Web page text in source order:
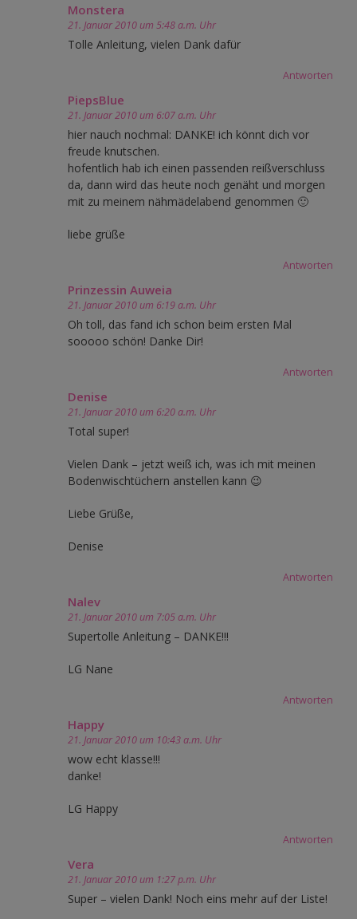
Monstera
21. Januar 2010 um 5:48 a.m. Uhr
Tolle Anleitung, vielen Dank dafür
Antworten
PiepsBlue
21. Januar 2010 um 6:07 a.m. Uhr
hier nauch nochmal: DANKE! ich könnt dich vor
freude knutschen.
hofentlich hab ich einen passenden reißverschluss
da, dann wird das heute noch genäht und morgen
mit zu meinem nähmädelabend genommen 🙂
liebe grüße
Antworten
Prinzessin Auweia
21. Januar 2010 um 6:19 a.m. Uhr
Oh toll, das fand ich schon beim ersten Mal
sooooo schön! Danke Dir!
Antworten
Denise
21. Januar 2010 um 6:20 a.m. Uhr
Total super!
Vielen Dank – jetzt weiß ich, was ich mit meinen
Bodenwischtüchern anstellen kann 😉
Liebe Grüße,
Denise
Antworten
Nalev
21. Januar 2010 um 7:05 a.m. Uhr
Supertolle Anleitung – DANKE!!!
LG Nane
Antworten
Happy
21. Januar 2010 um 10:43 a.m. Uhr
wow echt klasse!!!
danke!
LG Happy
Antworten
Vera
21. Januar 2010 um 1:27 p.m. Uhr
Super – vielen Dank! Noch eins mehr auf der Liste!